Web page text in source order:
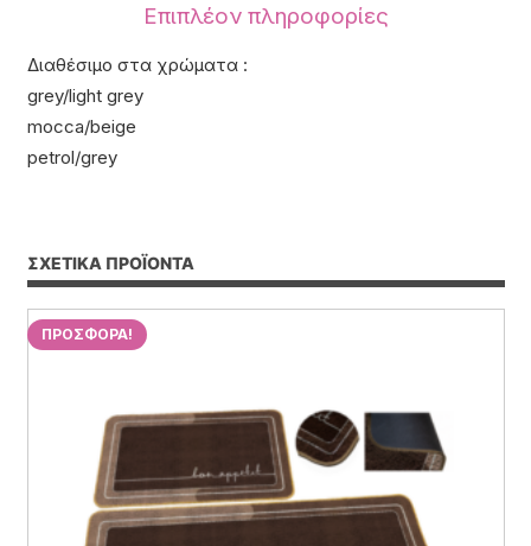
Επιπλέον πληροφορίες
Διαθέσιμο στα χρώματα :
grey/light grey
mocca/beige
petrol/grey
ΣΧΕΤΙΚΆ ΠΡΟΪΌΝΤΑ
ΠΡΟΣΦΟΡΆ!